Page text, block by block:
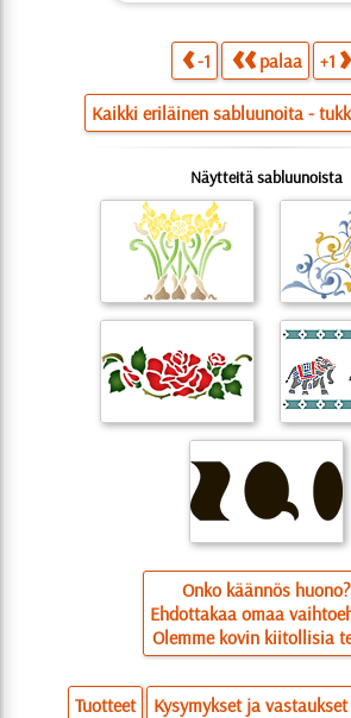
-1 palaa +1
Kaikki eriläinen sabluunoita -
Näytteitä sabluunoista
Onko käännös huono?
Ehdottakaa omaa
Olemme kovin kiitollisia
Tuotteet Kysymykset ja vastaukset